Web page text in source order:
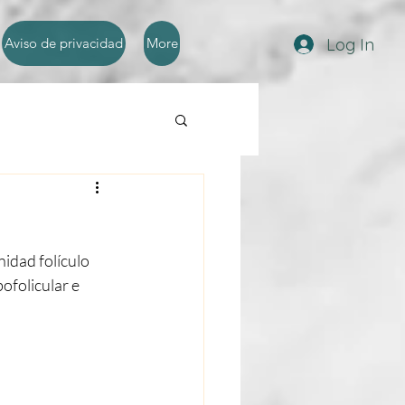
Aviso de privacidad More Log In
folículo
e